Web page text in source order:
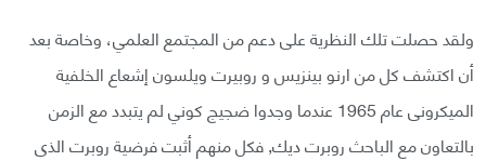
ولقد حصلت تلك النظرية على دعم من المجتمع العلمي، وخاصة بعد
أن اكتشف كل من ارنو بينزيس و روبيرت ويلسون إشعاع الخلفية
الميكرونى عام 1965 عندما وجدوا ضجيج كوني لم يتبدد مع الزمن
بالتعاون مع الباحث روبرت ديك, فكل منهم أثبت فرضية روبرت الذى